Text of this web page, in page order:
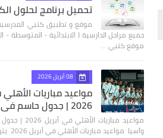
تحميل برنامج لحلول
موقع و تطبيق كتبي
جميع مراحل الدارسية ( الابتدائية - المتوسطة -
موقع كتبي …
08 أبريل 2026
مواعيد مباريات
2026 | جدول حاسم في الدوري وآسيا
مواعيد
وآسيا مواعيد مباريات الأهلي في أبريل 2026 يترقب عشاق الناد…